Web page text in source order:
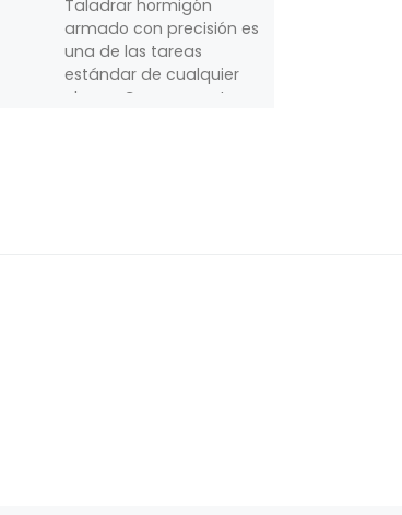
Taladrar hormigón
armado con precisión es
una de las tareas
estándar de cualquier
obrero. Con sus cuatro